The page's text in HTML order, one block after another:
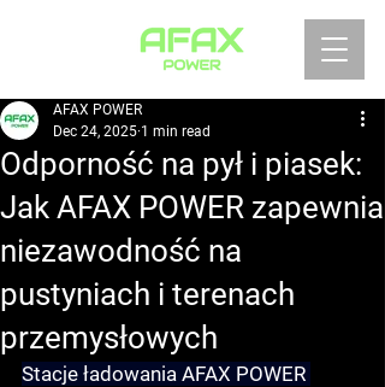
Odporność na pył i piasek:
Jak AFAX POWER zapewnia
niezawodność na
pustyniach i terenach
przemysłowych
AFAX POWER
Dec 24, 2025 1 min read
Stacje ładowania AFAX POWER